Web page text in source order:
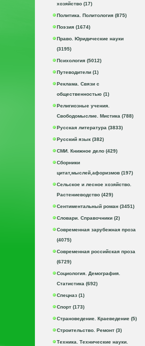
хозяйство (17)
Политика. Политология (875)
Поэзия (1674)
Право. Юридические науки
(3195)
Психология (5012)
Путеводители (1)
Реклама. Связи с
общественностью (1)
Религиозные учения.
Свободомыслие. Мистика (788)
Русская литература (3833)
Русский язык (382)
СМИ. Книжное дело (429)
Сборники
цитат,мыслей,афоризмов (197)
Сельское и лесное хозяйство.
Растениеводство (429)
Сентиментальный роман (3451)
Словари. Справочники (2)
Современная зарубежная проза
(4075)
Современная российская проза
(6729)
Социология. Демография.
Статистика (692)
Спецназ (1)
Спорт (173)
Страноведение. Краеведение (5)
Строительство. Ремонт (3)
Техника. Технические науки.